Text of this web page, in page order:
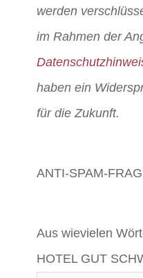
werden
im Rahmen der
haben ein
für die Zukunft.
ANTI-SPAM-
Aus wievielen
HOTEL GUT